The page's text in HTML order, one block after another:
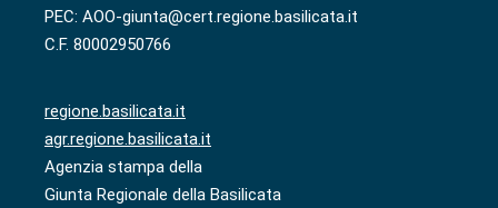
PEC: AOO-giunta@cert.regione.basilicata.it
C.F. 80002950766
regione.basilicata.it
agr.regione.basilicata.it
Agenzia stampa della
Giunta Regionale della Basilicata